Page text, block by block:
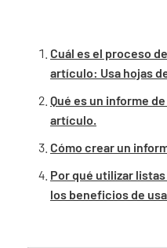
Cuál es el proceso
artículo: Usa hojas
Qué es un informe
artículo.
Cómo crear un
Por qué utilizar
los beneficios de